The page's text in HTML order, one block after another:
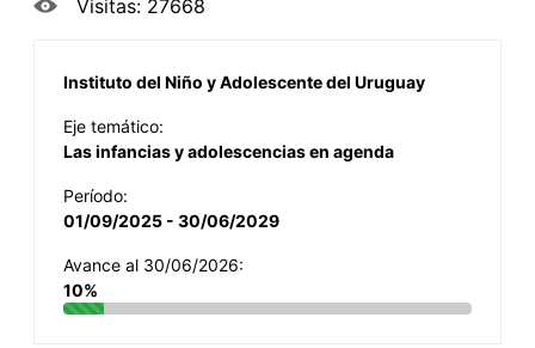
Visitas: 27668
Instituto del Niño y Adolescente del Uruguay
Eje temático:
Las infancias y adolescencias en agenda
Período:
01/09/2025 - 30/06/2029
Avance al 30/06/2026:
10%